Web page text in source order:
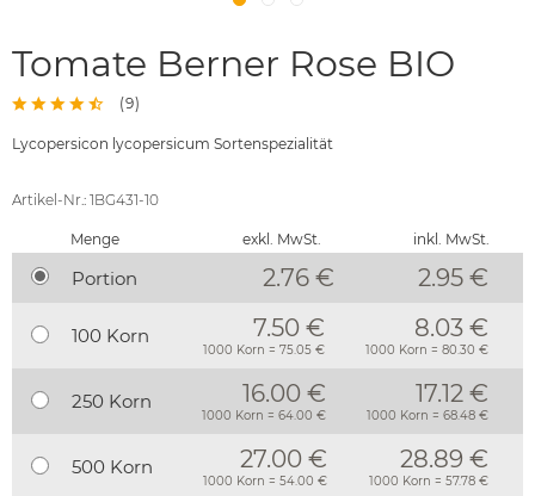
Tomate Berner Rose BIO
(9)
Lycopersicon lycopersicum Sortenspezialität
Artikel-Nr.: 1BG431-10
Menge exkl. MwSt. inkl. MwSt.
Portion 2.76 € 2.95 €
100 Korn 7.50 €
1000 Korn = 75.05 €
8.03 €
1000 Korn = 80.30 €
250 Korn 16.00 €
1000 Korn = 64.00 €
17.12 €
1000 Korn = 68.48 €
500 Korn 27.00 €
1000 Korn = 54.00 €
28.89 €
1000 Korn = 57.78 €